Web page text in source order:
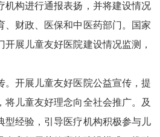
机构进行通报表扬，并将建设情况
、财政、医保和中医药部门。国家
展儿童友好医院建设情况监测，
开展儿童友好医院公益宣传，提
将儿童友好理念向全社会推广。及
型经验，引导医疗机构积极参与儿